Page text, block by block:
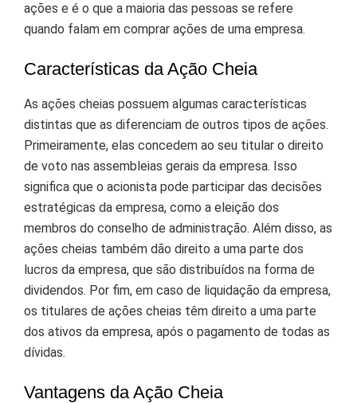
ações e é o que a maioria das pessoas se refere
quando falam em comprar ações de uma empresa.
Características da Ação Cheia
As ações cheias possuem algumas características
distintas que as diferenciam de outros tipos de ações.
Primeiramente, elas concedem ao seu titular o direito
de voto nas assembleias gerais da empresa. Isso
significa que o acionista pode participar das decisões
estratégicas da empresa, como a eleição dos
membros do conselho de administração. Além disso, as
ações cheias também dão direito a uma parte dos
lucros da empresa, que são distribuídos na forma de
dividendos. Por fim, em caso de liquidação da empresa,
os titulares de ações cheias têm direito a uma parte
dos ativos da empresa, após o pagamento de todas as
dívidas.
Vantagens da Ação Cheia